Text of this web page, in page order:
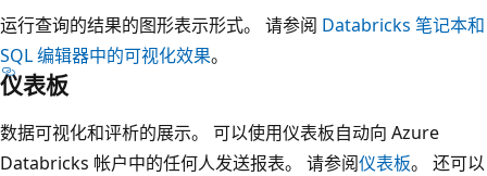
运行查询的结果的图形表示形式。 请参阅 Databricks 笔记本和
SQL 编辑器中的可视化效果。
仪表板
数据可视化和评析的展示。 可以使用仪表板自动向 Azure
Databricks 帐户中的任何人发送报表。 请参阅仪表板。 还可以